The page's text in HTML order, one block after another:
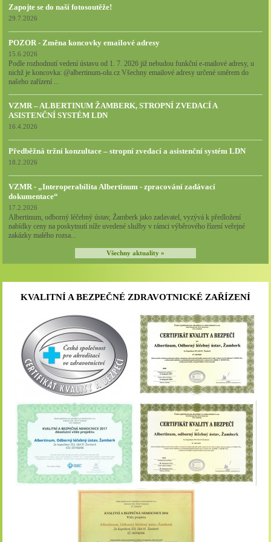
Zapojte se do naší fotosoutěže!
29.7.2026
POZOR - Změna koncovky emailové adresy
15.6.2026
Podle rozhodnutí vedení ústavu od 1. 7. 2026 již nebudou funkční e-mailové adresy, u
nichž je koncovka: @albertinum-olu.cz Všechny emailové adresy určené směrem do
našeho zařízení ...
VZMR – ALBERTINUM ŽAMBERK, STROPNÍ ZVEDACÍ A
ASISTENČNÍ SYSTÉM LDN
16.4.2026
Předběžná tržní konzultace – stropní zvedací a asistenční systém LDN
18.2.2026
VZMR - „Interoperabilita Albertinum - zpracování zadávací
dokumentace“
17.2.2026
Albertinum, odborný léčebný ústav, Žamberk jako zadavatel, vyzývá k předložení
nabídky ceny na poskytnutí níže uvedené služby v rámci výběrového řízení veřejné
zakázky malého rozsa...
Všechny aktuality »
KVALITNÍ A BEZPEČNÉ ZDRAVOTNICKÉ ZAŘÍZENÍ